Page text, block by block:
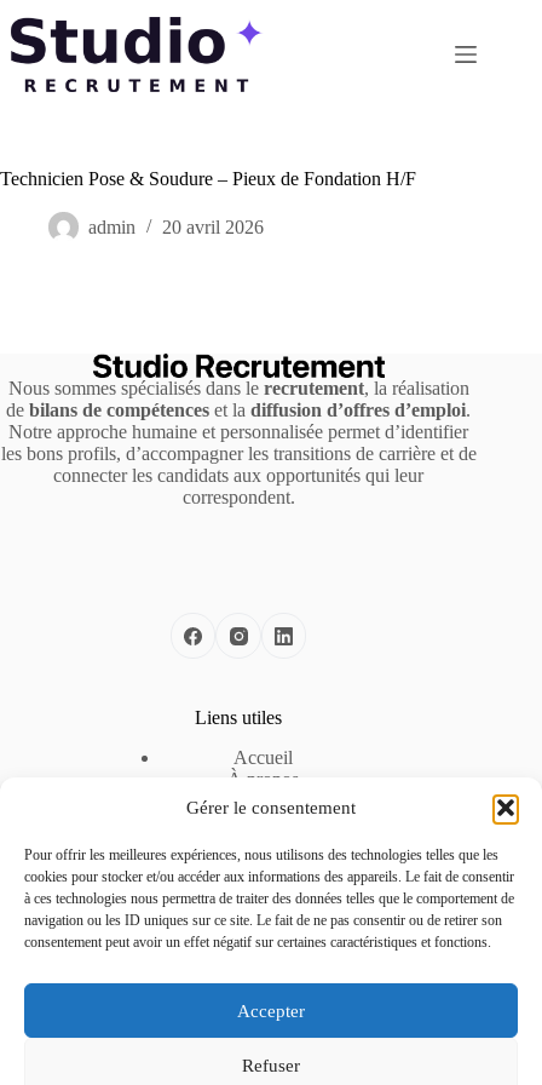
Gérer le consentement
Pour offrir les meilleures expériences, nous utilisons des technologies telles que les
cookies pour stocker et/ou accéder aux informations des appareils. Le fait de consentir
à ces technologies nous permettra de traiter des données telles que le comportement de
navigation ou les ID uniques sur ce site. Le fait de ne pas consentir ou de retirer son
consentement peut avoir un effet négatif sur certaines caractéristiques et fonctions.
Accepter
Refuser
au
contenu
Technicien Pose & Soudure – Pieux de Fondation H/F
admin 20 avril 2026
Nous sommes spécialisés dans le recrutement, la réalisation
debilans de compétences et ladiffusion d’offres d’emploi.
Notre approche humaine et personnalisée permet d’identifier
les bons profils, d’accompagner les transitions de carrière et de
connecter les candidats aux opportunités qui leur
correspondent.
Liens utiles
Accueil
À propos
Nos solutions
Espace Entreprise
Mentions légales
Politique de cookies
Politique de confidentialité
Contactez-nous
04 51 42 22 24
La pépinière d’entreprise – CCI de la Drôme, 3